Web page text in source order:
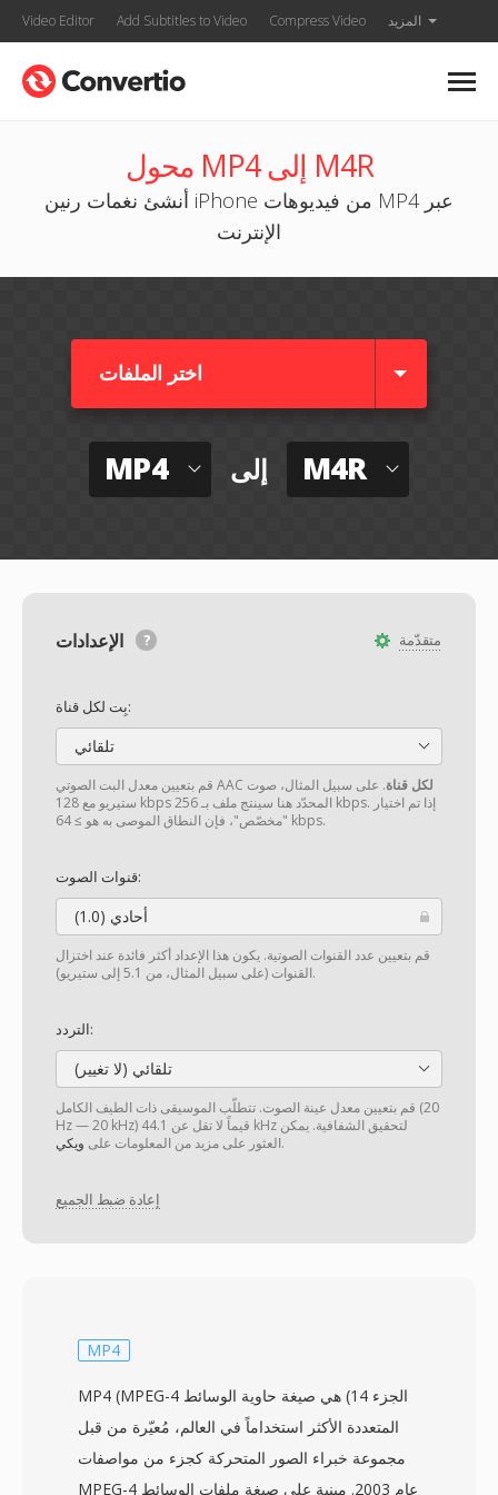
Video Editor Add Subtitles to Video Compress Video المزيد
محول MP4 إلى M4R
أنشئ نغمات رنين iPhone من فيديوهات MP4 عبر
الإنترنت
اختر الملفات
MP4 إلى M4R
متقدّمة
بِت لكل قناة:
تلقائي
قم بتعيين معدل البت الصوتي AAC لكل قناة. على سبيل المثال، صوت
ستيريو مع 128 kbps المحدّد هنا سينتج ملف بـ 256 kbps. إذا تم اختيار
"مخصّص"، فإن النطاق الموصى به هو ≥ 64 kbps.
قنوات الصوت:
أحادي (1.0)
قم بتعيين عدد القنوات الصوتية. يكون هذا الإعداد أكثر فائدة عند اختزال
القنوات (على سبيل المثال، من 5.1 إلى ستيريو).
التردد:
تلقائي (لا تغيير)
قم بتعيين معدل عينة الصوت. تتطلّب الموسيقى ذات الطيف الكامل (20
Hz — 20 kHz) قيماً لا تقل عن 44.1 kHz لتحقيق الشفافية. يمكن
العثور على مزيد من المعلومات على ويكي .
إعادة ضبط الجميع
MP4
MP4 (MPEG-4 الجزء 14) هي صيغة حاوية الوسائط
المتعددة الأكثر استخداماً في العالم، مُعيّرة من قبل
مجموعة خبراء الصور المتحركة كجزء من مواصفات
MPEG-4 عام 2003. مبنية على صيغة ملفات الوسائط